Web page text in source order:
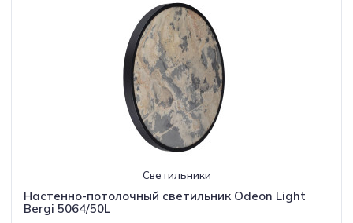
Светильники
Настенно-потолочный светильник Odeon Light
Bergi 5064/50L